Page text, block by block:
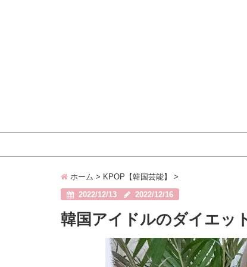
ホーム > KPOP【韓国芸能】
>
2022/12/13
2022/12/16
韓国アイドルのダイエッ